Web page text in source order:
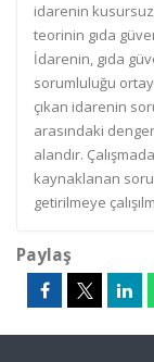
idarenin
teorinin gıda
İdarenin, gıda
sorumluluğu
çıkan idarenin
arasındaki
alandır.
kaynaklanan
getirilmeye
Paylaş